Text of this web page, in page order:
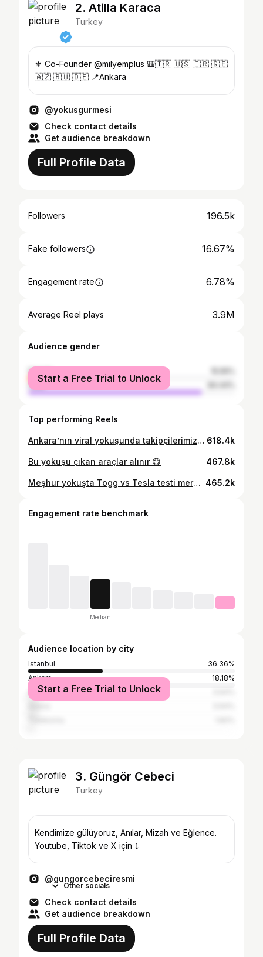
2. Atilla Karaca
Turkey
⚜️ Co-Founder @milyemplus 🎒🇹🇷 🇺🇸 🇮🇷 🇬🇪
🇦🇿 🇷🇺 🇩🇪 📍Ankara
@yokusgurmesi
Check contact details
Get audience breakdown
Full Profile Data
Followers 196.5k
Fake followers 16.67%
Engagement rate 6.78%
Average Reel plays 3.9M
Audience gender
female
male
Start a Free Trial to Unlock
Top performing Reels
Ankara’nın viral yokuşunda takipçilerimizi çektik 😂 Video olmayanları canlı yayında gösterdim 618.4k
Bu yokuşu çıkan araçlar alınır 😅 467.8k
Meşhur yokuşta Togg vs Tesla testi merak edenlere duyurulur? #işbirliği #reklam 465.2k
Engagement rate benchmark
Median
Audience location by city
Istanbul
36.36%
Ankara
18.18%
Antalya
Start a Free Trial to Unlock
3. Güngör Cebeci
Turkey
Kendimize gülüyoruz, Anılar, Mizah ve Eğlence.
Youtube, Tiktok ve X için ⤵
@gungorcebeciresmi
Other socials
Check contact details
Get audience breakdown
Full Profile Data